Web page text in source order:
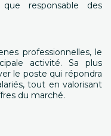
responsable des
professionnelles, le
activité. Sa plus
le poste qui répondra
tout en valorisant
du marché.